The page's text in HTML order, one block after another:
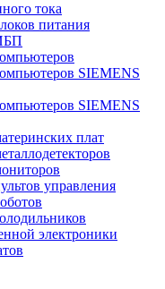
тока
питания
SIEMENS
SIEMENS
плат
управления
электроники